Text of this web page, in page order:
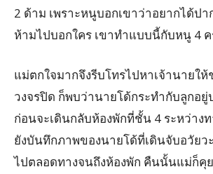
2 ด้าม เพราะหนูบอกเขาว่าอยากได้ป
ห้ามไปบอกใคร เขาทำแบบนี้กับหนู 4 ค
แม่ตกใจมากจึงรีบโทรไปหาเจ้านายให้
วงจรปิด ก็พบว่านายโด้กระทำกับลูกอ
ก่อนจะเดินกลับห้องพักที่ชั้น 4 ระหว่าง
ยังบันทึกภาพของนายโด้ที่เดินจับอวัยว
ไปตลอดทางจนถึงห้องพัก คืนนั้นแม่ก็คุ